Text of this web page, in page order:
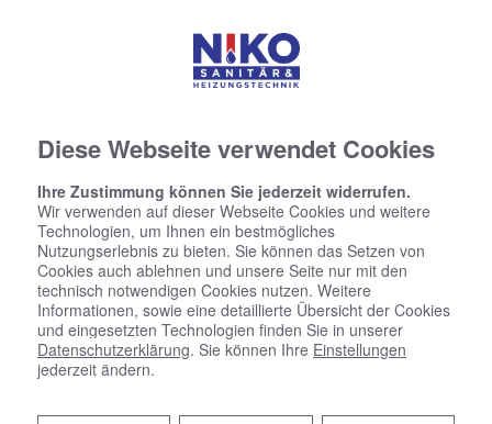
Impressum
NIKO Sanitär- u. Heizungstechnik
Hans-Fellner-Str. 41c
90427 Nürnberg
Diese Webseite verwendet Cookies
Ihre Zustimmung können Sie jederzeit widerrufen.
Wir verwenden auf dieser Webseite Cookies und weitere
Technologien, um Ihnen ein bestmögliches
Nutzungserlebnis zu bieten. Sie können das Setzen von
Cookies auch ablehnen und unsere Seite nur mit den
technisch notwendigen Cookies nutzen. Weitere
Informationen, sowie eine detaillierte Übersicht der Cookies
und eingesetzten Technologien finden Sie in unserer
Datenschutzerklärung. Sie können Ihre Einstellungen
jederzeit ändern.